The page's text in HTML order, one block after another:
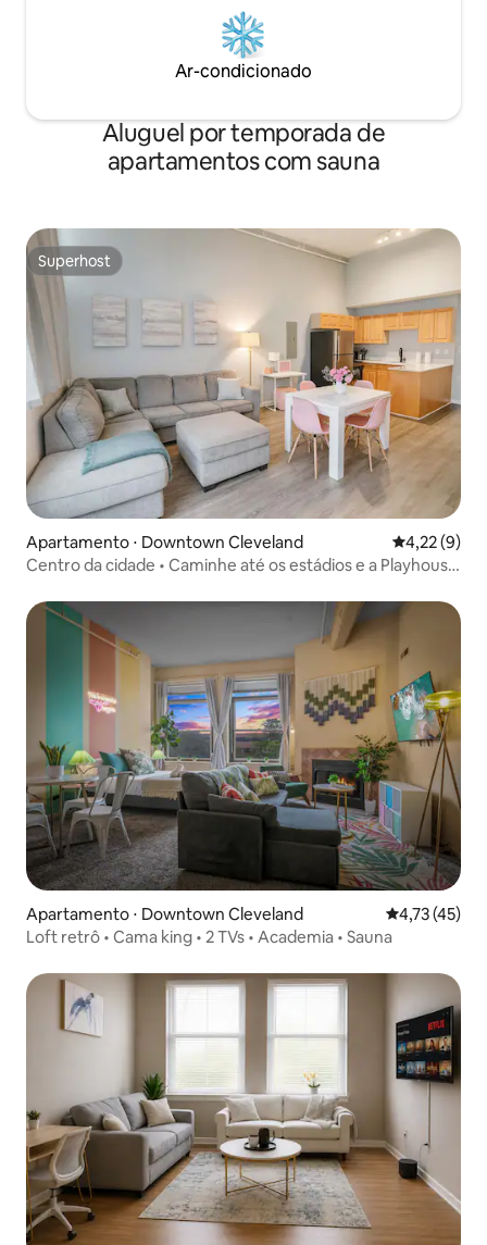
Ar-condicionado
Aluguel por temporada de
apartamentos com sauna
Superhost
Superhost
Apartamento ⋅ Downtown Cleveland 4,22 de
4,22 (9)
Centro da cidade • Caminhe até os estádios e a Playhouse
Apartamento ⋅ Downtown Cleveland 4,73 de uma
4,73 (45)
Loft retrô • Cama king • 2 TVs • Academia • Sauna